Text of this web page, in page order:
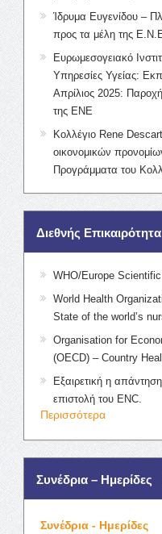
Ίδρυμα Ευγενίδου –
προς τα μέλη της
Ευρωμεσογειακό
Υπηρεσίες Υγείας:
Απρίλιος 2025:
της ΕΝΕ
Κολλέγιο Rene
οικονομικών
Προγράμματα του
Διεθνής Επικαιρότητα
WHO/Europe
World Health
State of the world’s
Organisation for
(OECD) – Country
Εξαιρετική η
επιστολή του ENC.
Περισσότερα
Συνέδρια – Ημερίδες
Συνέδρια - Ημερίδες